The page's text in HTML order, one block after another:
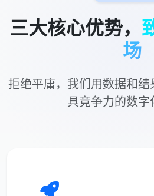
三大核心优势，
场
拒绝平庸，我们用数据和
具竞争力的数字